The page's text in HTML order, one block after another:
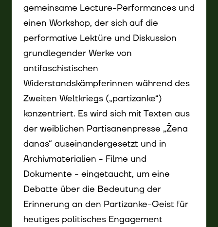
gemeinsame Lecture-Performances und
einen Workshop, der sich auf die
performative Lektüre und Diskussion
grundlegender Werke von
antifaschistischen
Widerstandskämpferinnen während des
Zweiten Weltkriegs („partizanke“)
konzentriert. Es wird sich mit Texten aus
der weiblichen Partisanenpresse „Žena
danas“ auseinandergesetzt und in
Archivmaterialien - Filme und
Dokumente - eingetaucht, um eine
Debatte über die Bedeutung der
Erinnerung an den Partizanke-Geist für
heutiges politisches Engagement